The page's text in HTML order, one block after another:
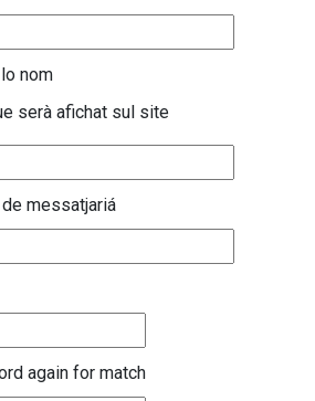
nom
serà afichat sul site
messatjariá
again for match